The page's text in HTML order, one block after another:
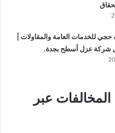
للخدمات العامة والمقاولات |
شركة عزل أسطح بجدة.
المخالفات عبر